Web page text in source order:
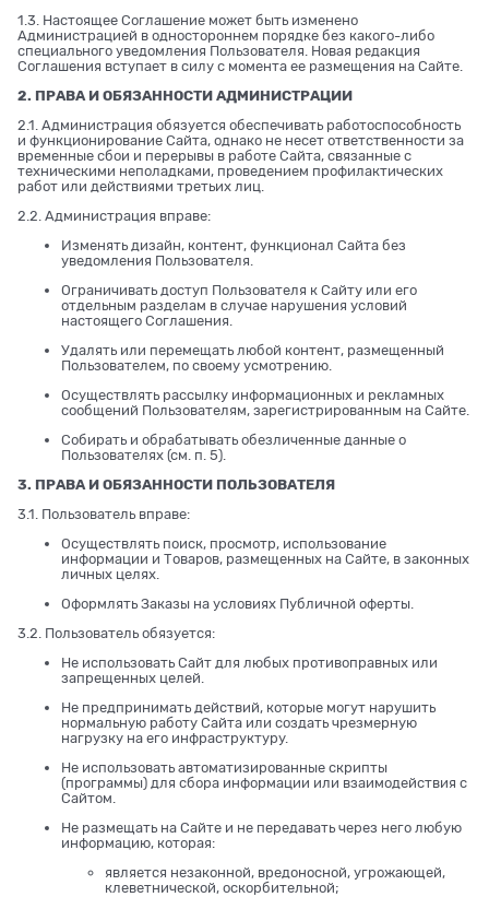
1.3. Настоящее Соглашение может быть изменено
Администрацией в одностороннем порядке без какого-либо
специального уведомления Пользователя. Новая редакция
Соглашения вступает в силу с момента ее размещения на Сайте.
2. ПРАВА И ОБЯЗАННОСТИ АДМИНИСТРАЦИИ
2.1. Администрация обязуется обеспечивать работоспособность
и функционирование Сайта, однако не несет ответственности за
временные сбои и перерывы в работе Сайта, связанные с
техническими неполадками, проведением профилактических
работ или действиями третьих лиц.
2.2. Администрация вправе:
Изменять дизайн, контент, функционал Сайта без
уведомления Пользователя.
Ограничивать доступ Пользователя к Сайту или его
отдельным разделам в случае нарушения условий
настоящего Соглашения.
Удалять или перемещать любой контент, размещенный
Пользователем, по своему усмотрению.
Осуществлять рассылку информационных и рекламных
сообщений Пользователям, зарегистрированным на Сайте.
Собирать и обрабатывать обезличенные данные о
Пользователях (см. п. 5).
3. ПРАВА И ОБЯЗАННОСТИ ПОЛЬЗОВАТЕЛЯ
3.1. Пользователь вправе:
Осуществлять поиск, просмотр, использование
информации и Товаров, размещенных на Сайте, в законных
личных целях.
Оформлять Заказы на условиях Публичной оферты.
3.2. Пользователь обязуется:
Не использовать Сайт для любых противоправных или
запрещенных целей.
Не предпринимать действий, которые могут нарушить
нормальную работу Сайта или создать чрезмерную
нагрузку на его инфраструктуру.
Не использовать автоматизированные скрипты
(программы) для сбора информации или взаимодействия с
Сайтом.
Не размещать на Сайте и не передавать через него любую
информацию, которая:
является незаконной, вредоносной, угрожающей,
клеветнической, оскорбительной;